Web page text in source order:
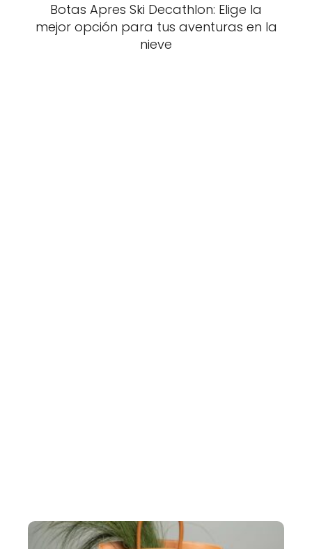
Botas Apres Ski Decathlon: Elige la
mejor opción para tus aventuras en la
nieve